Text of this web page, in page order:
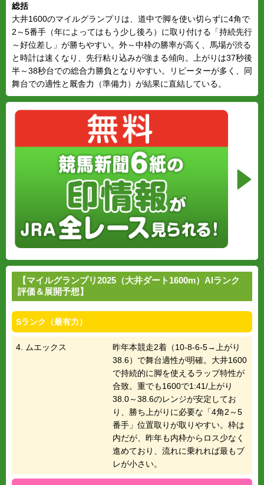
総括
大井1600のマイルグランプリは、道中で脚を使い切らずに4角で
2～5番手（年によってはもう少し後ろ）に取り付ける「持続先行
～好位差し」が勝ちやすい。外～中枠の勝率が高く、馬場が渋る
と時計は速くなり、先行粘り込みが強まる傾向。上がりは37秒後
半～38秒台での総合力勝負となりやすい。リピーターが多く、同
舞台での適性と厩舎力（準備力）が結果に直結している。
【マイルグランプリ2025（大井ダート1600m）AIランク
評価＆展開予想】
Sランク（最有力）
4. ムエックス
昨年本競走2着（10-8-6-5→上がり
38.6）で舞台適性が明確。大井1600
で持続的に脚を使えるラップ特性が
合致。重でも1600で1:41/上がり
38.0～38.6のレンジが安定してお
り、勝ち上がりに必要な「4角2～5
番手」位置取りが取りやすい。枠は
内だが、昨年も内枠からロス少なく
進めており、流れに乗れれば最もブ
レが小さい。